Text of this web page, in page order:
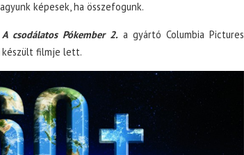
képesek, ha összefogunk.
A csodálatos Pókember 2. a gyártó Columbia Pictures
filmje lett.